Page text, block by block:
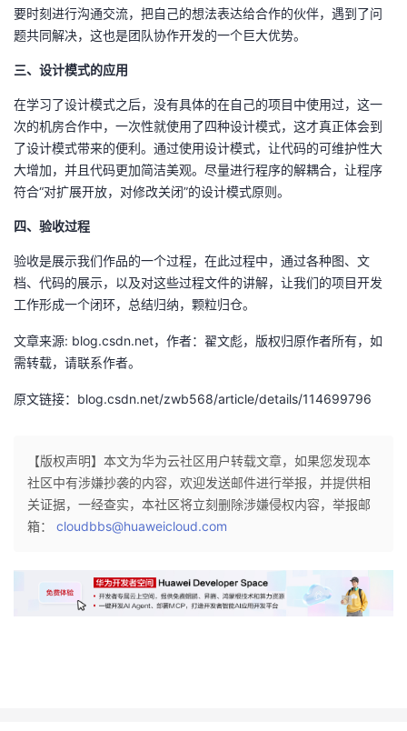
动
关
注
的
开
发
者
我
的
我
证
实
验
的
收
我
的
Programs
我
的
支
持
的
技
持
我
的
建
议
要时刻进行沟通交流，把自己的想法表达给合作的伙伴，遇到了问
题共同解决，这也是团队协作开发的一个巨大优势。
三、设计模式的应用
在学习了设计模式之后，没有具体的在自己的项目中使用过，这一
次的机房合作中，一次性就使用了四种设计模式，这才真正体会到
了设计模式带来的便利。通过使用设计模式，让代码的可维护性大
大增加，并且代码更加简洁美观。尽量进行程序的解耦合，让程序
符合“对扩展开放，对修改关闭”的设计模式原则。
四、验收过程
验收是展示我们作品的一个过程，在此过程中，通过各种图、文
档、代码的展示，以及对这些过程文件的讲解，让我们的项目开发
工作形成一个闭环，总结归纳，颗粒归仓。
文章来源: blog.csdn.net，作者：翟文彪，版权归原作者所有，如
需转载，请联系作者。
原文链接：blog.csdn.net/zwb568/article/details/114699796
【版权声明】本文为华为云社区用户转载文章，如果您发现本
社区中有涉嫌抄袭的内容，欢迎发送邮件进行举报，并提供相
关证据，一经查实，本社区将立刻删除涉嫌侵权内容，举报邮
箱： cloudbbs@huaweicloud.com